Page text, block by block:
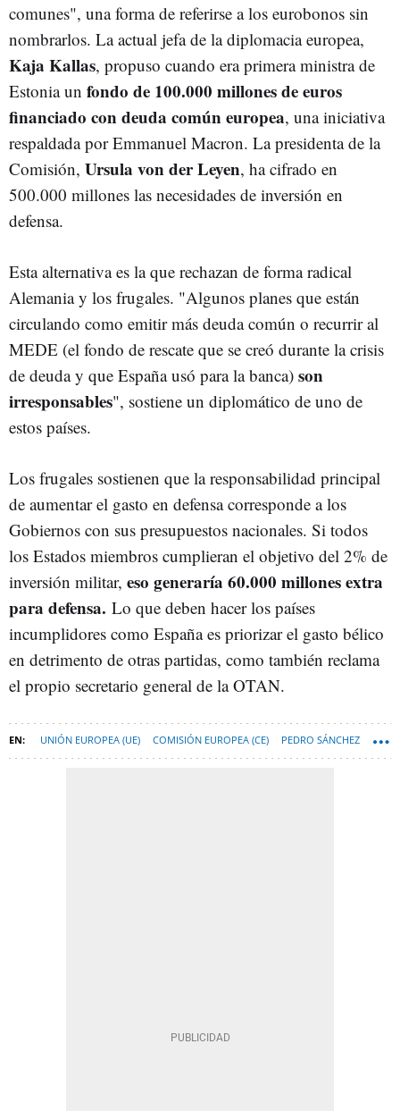
comunes", una forma de referirse a los eurobonos sin
nombrarlos. La actual jefa de la diplomacia europea,
Kaja Kallas, propuso cuando era primera ministra de
Estonia un fondo de 100.000 millones de euros
financiado con deuda común europea, una iniciativa
respaldada por Emmanuel Macron. La presidenta de la
Comisión, Ursula von der Leyen, ha cifrado en
500.000 millones las necesidades de inversión en
defensa.
Esta alternativa es la que rechazan de forma radical
Alemania y los frugales. "Algunos planes que están
circulando como emitir más deuda común o recurrir al
MEDE (el fondo de rescate que se creó durante la crisis
de deuda y que España usó para la banca) son
irresponsables", sostiene un diplomático de uno de
estos países.
Los frugales sostienen que la responsabilidad principal
de aumentar el gasto en defensa corresponde a los
Gobiernos con sus presupuestos nacionales. Si todos
los Estados miembros cumplieran el objetivo del 2% de
inversión militar, eso generaría 60.000 millones extra
para defensa. Lo que deben hacer los países
incumplidores como España es priorizar el gasto bélico
en detrimento de otras partidas, como también reclama
el propio secretario general de la OTAN.
UNIÓN EUROPEA (UE) COMISIÓN EUROPEA (CE) PEDRO SÁNCHEZ